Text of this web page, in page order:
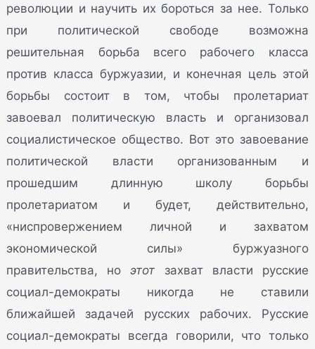
революции и научить их бороться за нее. Только
при политической свободе возможна
решительная борьба всего рабочего класса
против класса буржуазии, и конечная цель этой
борьбы состоит в том, чтобы пролетариат
завоевал политическую власть и организовал
социалистическое общество. Вот это завоевание
политической власти организованным и
прошедшим длинную школу борьбы
пролетариатом и будет, действительно,
«ниспровержением личной и захватом
экономической силы» буржуазного
правительства, ноэтот захват власти русские
социал-демократы никогда не ставили
ближайшей задачей русских рабочих. Русские
социал-демократы всегда говорили, что только